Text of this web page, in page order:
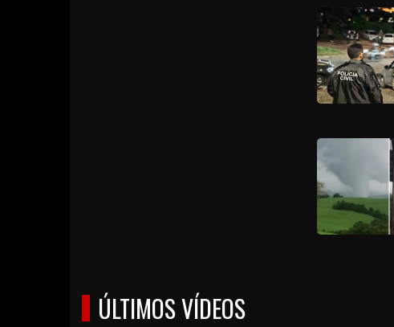
ÚLTIMOS VÍDEOS